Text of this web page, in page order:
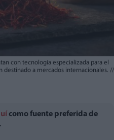
con tecnología especializada para el
destinado a mercados internacionales. //
como fuente preferida de